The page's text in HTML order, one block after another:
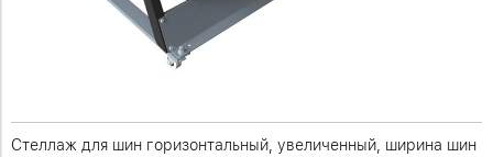
Стеллаж для шин горизонтальный, увеличенный, ширина шин